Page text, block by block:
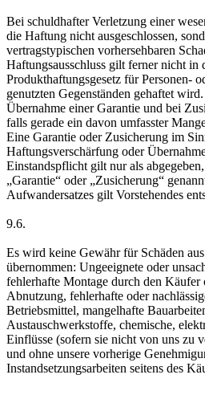
Bei schuldhafter Verletzung einer
die Haftung nicht ausgeschlossen,
vertragstypischen vorhersehbaren
Haftungsausschluss gilt ferner nicht in
Produkthaftungsgesetz für Personen-
genutzten Gegenständen gehaftet
Übernahme einer Garantie und bei
falls gerade ein davon umfasster
Eine Garantie oder Zusicherung im
Haftungsverschärfung oder
Einstandspflicht gilt nur als
„Garantie“ oder „Zusicherung“
Aufwandersatzes gilt Vorstehendes
9.6.
Es wird keine Gewähr für Schäden
übernommen: Ungeeignete oder
fehlerhafte Montage durch den
Abnutzung, fehlerhafte oder
Betriebsmittel, mangelhafte
Austauschwerkstoffe, chemische,
Einflüsse (sofern sie nicht von uns zu
und ohne unsere vorherige
Instandsetzungsarbeiten seitens des